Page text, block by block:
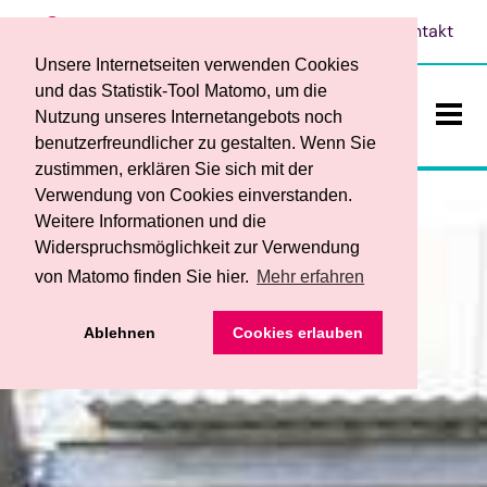
Unsere Internetseiten verwenden Cookies
und das Statistik-Tool Matomo, um die
Nutzung unseres Internetangebots noch
benutzerfreundlicher zu gestalten. Wenn Sie
zustimmen, erklären Sie sich mit der
Verwendung von Cookies einverstanden.
Weitere Informationen und die
Widerspruchsmöglichkeit zur Verwendung
von Matomo finden Sie hier. Mehr erfahren
Ablehnen Cookies erlauben
Kontakt
Das sind wir
• Ansprechpersonen
• Service
• Förderverein
Teilhabe und Bildung
• Begleitender Dienst
• Berufsbildungsbereich
Dienstleistungen / Produkte
• Ihre Vorteile